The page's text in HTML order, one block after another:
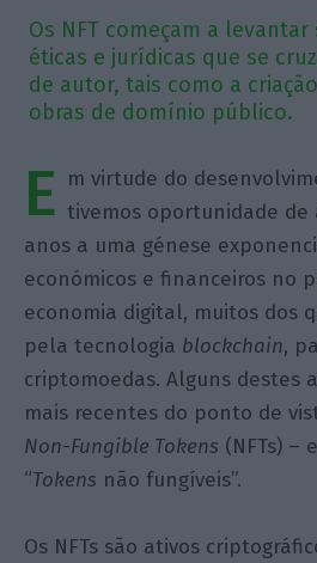
Os NFT começam a
éticas e jurídicas que se
de autor, tais como a
obras de domínio público.
E m virtude do
tivemos oportunidade de
anos a uma génese
económicos e financeiros no
economia digital, muitos dos
pela tecnologia blockchain,
criptomoedas. Alguns destes
mais recentes do ponto de
Non-Fungible Tokens (NFTs) –
“Tokens não fungíveis”.
Os NFTs são ativos